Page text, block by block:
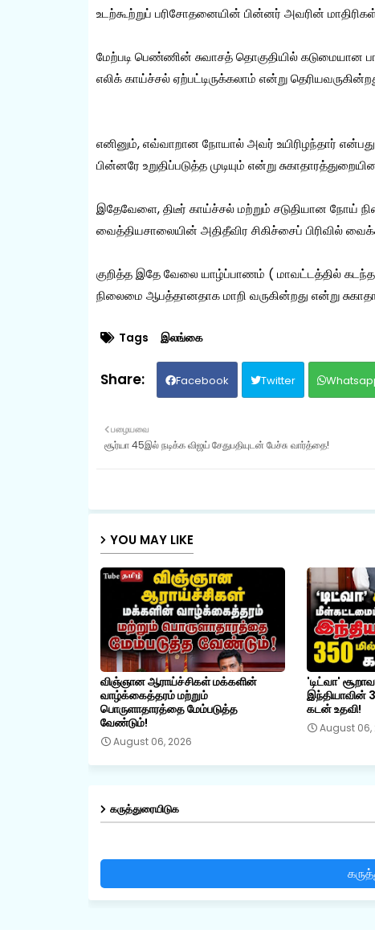
உடற்கூற்றுப் பரிசோதனையின் பின்னர் அவரின்
மேற்படி பெண்ணின் சுவாசத் தொகுதியில் கடுமையான
எலிக் காய்ச்சல் ஏற்பட்டிருக்கலாம் என்று
எனினும், எவ்வாறான நோயால் அவர் உயிரிழந்தார்
பின்னரே உறுதிப்படுத்த முடியும் என்று
இதேவேளை, திடீர் காய்ச்சல் மற்றும் சடுதியான நோய்
வைத்தியசாலையின் அதிதீவிர சிகிச்சைப் பிரிவில்
குறித்த இதே வேலை யாழ்ப்பாணம் ( மாவட்டத்தில் கடந்த
நிலைமை ஆபத்தானதாக மாறி வருகின்றது என்று
Tags இலங்கை
Facebook Twitter
பழையவை
சூர்யா 45இல் நடிக்க விஜய் சேதுபதியுடன் பேச்சு வார்த்தை!
YOU MAY LIKE
விஞ்ஞான ஆராய்ச்சிகள் மக்களின்
வாழ்க்கைத்தரம் மற்றும்
பொருளாதாரத்தை மேம்படுத்த
வேண்டும்!
August 06, 2026
'டிட்வா'
இந்தியாவின்
கடன் உதவி!
August 06,
கருத்துரையிடுக